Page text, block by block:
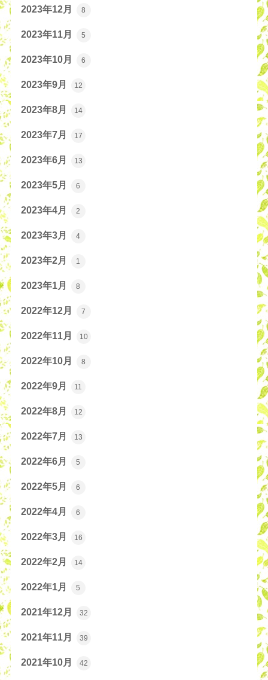
2023年12月 8
2023年11月 5
2023年10月 6
2023年9月 12
2023年8月 14
2023年7月 17
2023年6月 13
2023年5月 6
2023年4月 2
2023年3月 4
2023年2月 1
2023年1月 8
2022年12月 7
2022年11月 10
2022年10月 8
2022年9月 11
2022年8月 12
2022年7月 13
2022年6月 5
2022年5月 6
2022年4月 6
2022年3月 16
2022年2月 14
2022年1月 5
2021年12月 32
2021年11月 39
2021年10月 42